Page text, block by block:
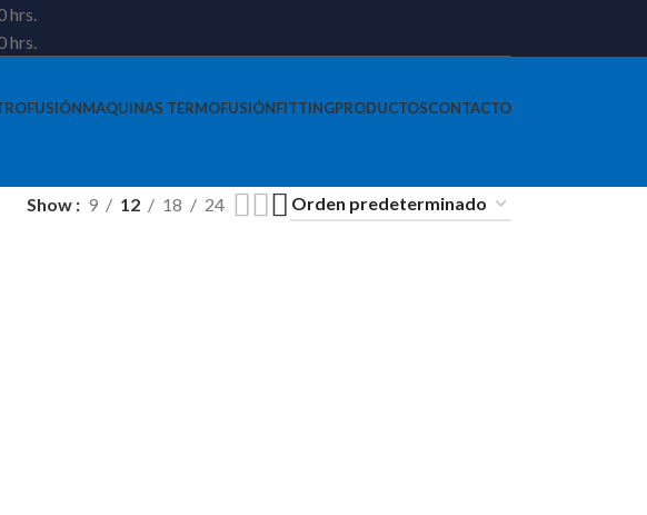
hrs.
hrs.
MAQUINAS TERMOFUSIÓNFITTINGPRODUCTOSCONTACTO
Show 9 12 18 24